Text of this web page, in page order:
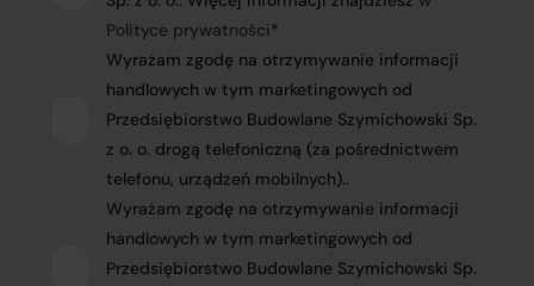
Polityce prywatności*
Wyrażam zgodę na otrzymywanie informacji
handlowych w tym marketingowych od
Przedsiębiorstwo Budowlane Szymichowski Sp.
z o. o. drogą telefoniczną (za pośrednictwem
telefonu, urządzeń mobilnych)..
Wyrażam zgodę na otrzymywanie informacji
handlowych w tym marketingowych od
Przedsiębiorstwo Budowlane Szymichowski Sp.